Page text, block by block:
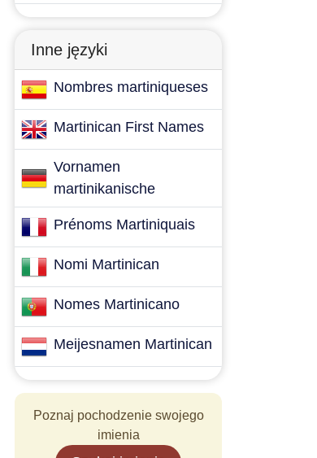
Inne języki
Nombres martiniqueses
Martinican First Names
Vornamen
martinikanische
Prénoms Martiniquais
Nomi Martinican
Nomes Martinicano
Meijesnamen Martinican
Poznaj pochodzenie swojego
imienia